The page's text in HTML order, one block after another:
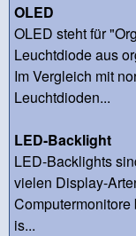
OLED
OLED steht für
Leuchtdiode aus
Im Vergleich mit
Leuchtdioden...
LED-Backlight
LED-Backlights
vielen Display-
is...